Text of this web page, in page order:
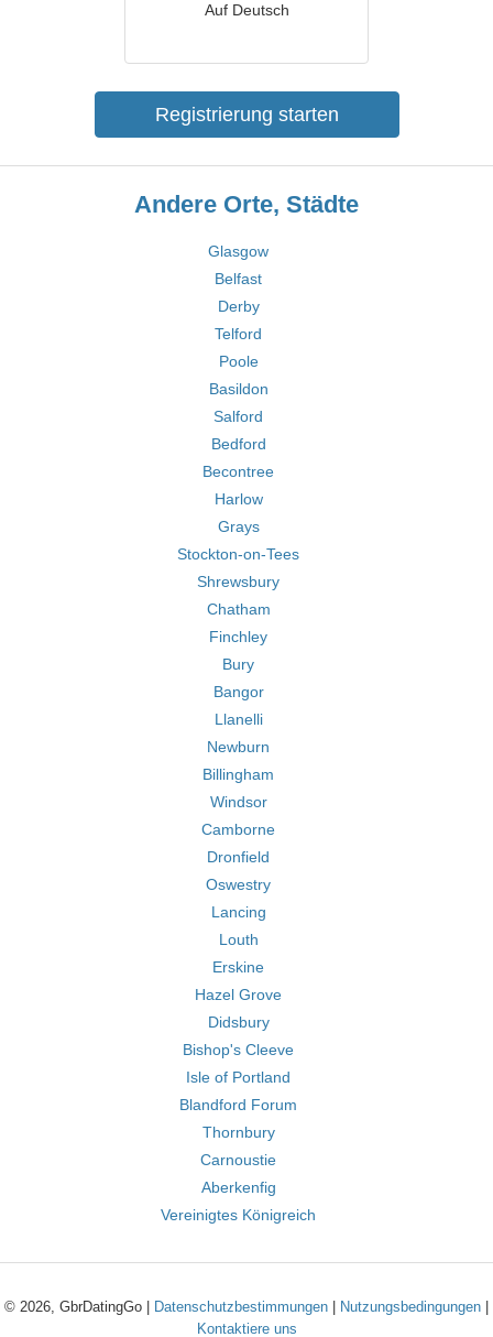
Auf Deutsch
Registrierung starten
Andere Orte, Städte
Glasgow
Belfast
Derby
Telford
Poole
Basildon
Salford
Bedford
Becontree
Harlow
Grays
Stockton-on-Tees
Shrewsbury
Chatham
Finchley
Bury
Bangor
Llanelli
Newburn
Billingham
Windsor
Camborne
Dronfield
Oswestry
Lancing
Louth
Erskine
Hazel Grove
Didsbury
Bishop's Cleeve
Isle of Portland
Blandford Forum
Thornbury
Carnoustie
Aberkenfig
Vereinigtes Königreich
© 2026, GbrDatingGo | Datenschutzbestimmungen Nutzungsbedingungen
Kontaktiere uns